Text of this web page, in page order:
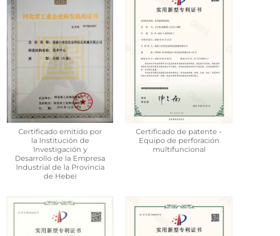
Certificado emitido por
la Institución de
Investigación y
Desarrollo de la Empresa
Industrial de la Provincia
de Hebei
Certificado de patente -
Equipo de perforación
multifuncional